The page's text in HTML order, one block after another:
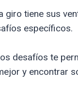
giro tiene sus
específicos.
desafíos te
y encontrar